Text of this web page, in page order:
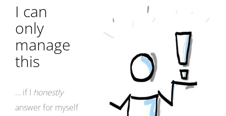
I can
only
manage
this
… if I honestly
answer for myself